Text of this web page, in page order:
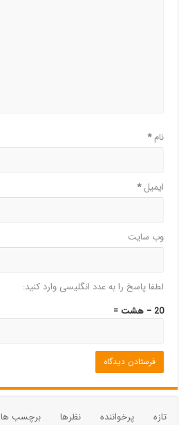
نام*
ایمیل*
وب‌ سایت
لطفا پاسخ را به عدد انگلیسی وارد کنید:
20 − هشت =
تازه پرخواننده نظرها
برچسب ها